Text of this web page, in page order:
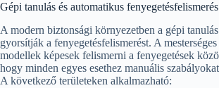
Gépi tanulás és automatikus fenyegetésfelismerés
A modern biztonsági környezetben a gépi
gyorsítják a fenyegetésfelismerést. A
modellek képesek felismerni a fenyegetések
hogy minden egyes esethez manuális
A következő területeken alkalmazható: